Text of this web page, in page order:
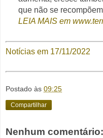
que não se
LEIA MAIS em
Notícias em 17/11/2022
Postado às 09:25
Compartilhar
Nenhum comentário: